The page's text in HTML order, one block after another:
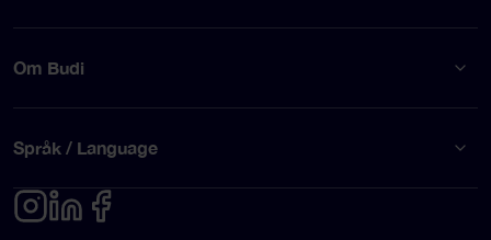
Om Budi
Språk / Language